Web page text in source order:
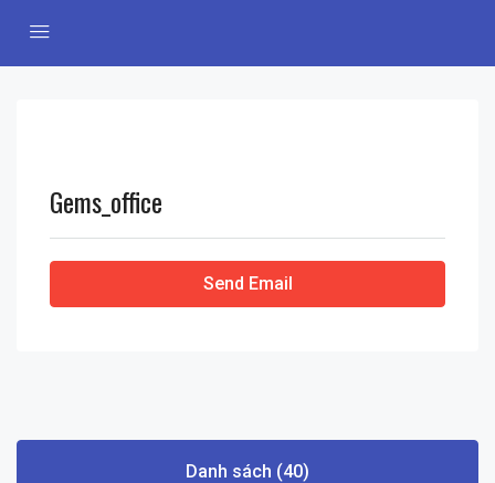
Gems_office
Send Email
Danh sách (40)